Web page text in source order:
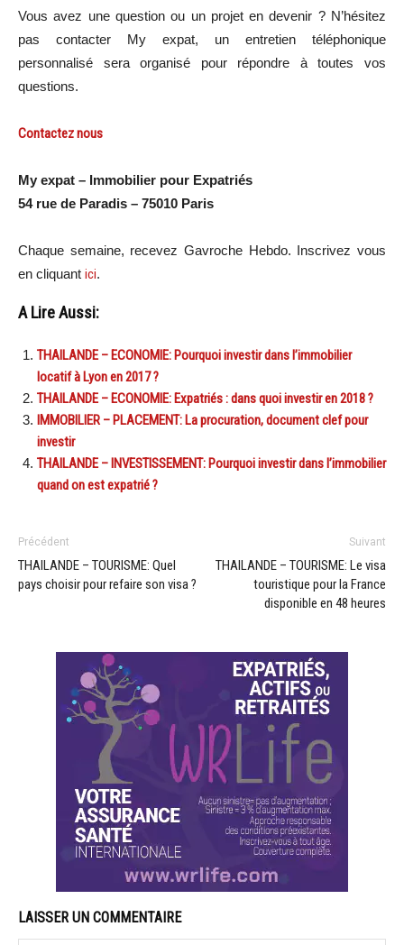
Vous avez une question ou un projet en devenir ? N’hésitez
pas contacter My expat, un entretien téléphonique
personnalisé sera organisé pour répondre à toutes vos
questions.
Contactez nous
My expat – Immobilier pour Expatriés
54 rue de Paradis – 75010 Paris
Chaque semaine, recevez Gavroche Hebdo. Inscrivez vous
en cliquant ici.
A Lire Aussi:
THAILANDE – ECONOMIE: Pourquoi investir dans l’immobilier
locatif à Lyon en 2017 ?
THAILANDE – ECONOMIE: Expatriés : dans quoi investir en 2018 ?
IMMOBILIER – PLACEMENT: La procuration, document clef pour
investir
THAILANDE – INVESTISSEMENT: Pourquoi investir dans l’immobilier
quand on est expatrié ?
Précédent
THAILANDE – TOURISME: Quel
pays choisir pour refaire son visa ?
Suivant
THAILANDE – TOURISME: Le visa
touristique pour la France
disponible en 48 heures
LAISSER UN COMMENTAIRE